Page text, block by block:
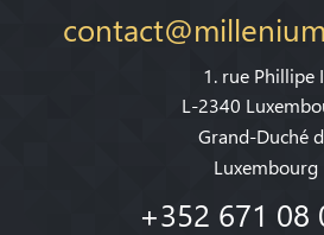
1. rue Phillipe
L-2340
Grand-Duché
Luxembourg
+352 671 08